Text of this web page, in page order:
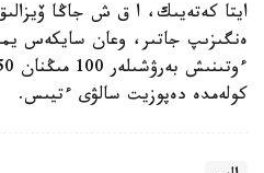
ايتا كەتەيىك، ا ق ش جاڭا
ەنگىزىپ جاتىر، وعان سايكەس
كولەمدە دەپوزيت سالۋى ءتيىس.